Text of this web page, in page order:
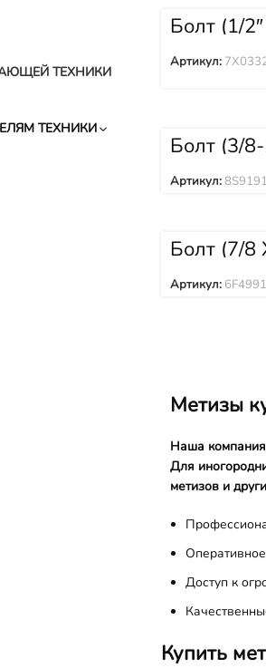
ТЕХНИКИ
ТЕХНИКИ
Болт (1/
7X0332
Артикул:
Болт (3/
8S9191
Артикул:8S9191
Болт (7/8
6F4991
Артикул: 6F4991
Метизы
Наша компания
Для
метизов и
Доступ к
Купить